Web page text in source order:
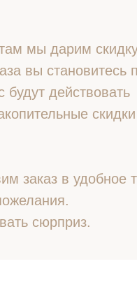
мы дарим
вы становитесь
действовать
заказ в удобное
сюрприз.